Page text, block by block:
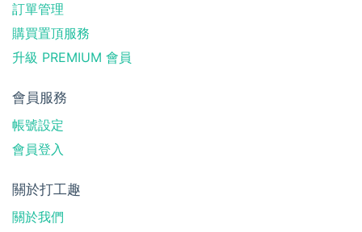
訂單管理
購買置頂服務
升級 PREMIUM 會員
會員服務
帳號設定
會員登入
關於打工趣
關於我們